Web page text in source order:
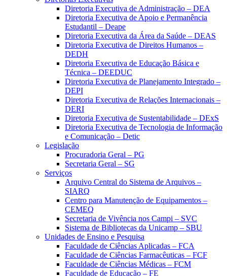
Diretoria Executiva de Administração – DEA
Diretoria Executiva de Apoio e Permanência
Estudantil – Deape
Diretoria Executiva da Área da Saúde – DEAS
Diretoria Executiva de Direitos Humanos –
DEDH
Diretoria Executiva de Educação Básica e
Técnica – DEEDUC
Diretoria Executiva de Planejamento Integrado –
DEPI
Diretoria Executiva de Relações Internacionais –
DERI
Diretoria Executiva de Sustentabilidade – DExS
Diretoria Executiva de Tecnologia de Informação
e Comunicação – Detic
Legislação
Procuradoria Geral – PG
Secretaria Geral – SG
Serviços
Arquivo Central do Sistema de Arquivos –
SIARQ
Centro para Manutenção de Equipamentos –
CEMEQ
Secretaria de Vivência nos Campi – SVC
Sistema de Bibliotecas da Unicamp – SBU
Unidades de Ensino e Pesquisa
Faculdade de Ciências Aplicadas – FCA
Faculdade de Ciências Farmacêuticas – FCF
Faculdade de Ciências Médicas – FCM
Faculdade de Educação – FE